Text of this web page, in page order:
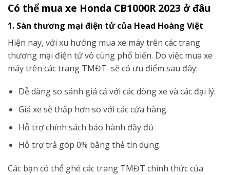
Có thể mua xe Honda CB1000R 2023 ở đâu
1. Sàn thương mại điện tử của Head Hoàng Việt
Hiện nay, với xu hướng mua xe máy trên các trang
thương mại điện tử vô cùng phổ biến. Do việc mua xe
máy trên các trang TMĐT sẽ có ưu điểm sau đây:
Dễ dàng so sánh giá cả với các dòng xe và các đại lý.
Giá xe sẽ thấp hơn so với các cửa hàng.
Hỗ trợ chính sách bảo hành đầy đủ
Hỗ trợ trả góp 0% bằng thẻ tín dụng.
Các bạn có thể ghé các trang TMĐT chính thức của